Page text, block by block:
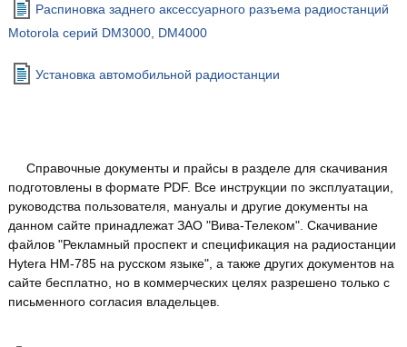
Распиновка заднего аксессуарного разъема радиостанций
Motorola серий DM3000, DM4000
Установка автомобильной радиостанции
Справочные документы и прайсы в разделе для скачивания
подготовлены в формате PDF. Все инструкции по эксплуатации,
руководства пользователя, мануалы и другие документы на
данном сайте принадлежат ЗАО "Вива-Телеком". Скачивание
файлов "Рекламный проспект и спецификация на радиостанции
Hytera HM-785 на русском языке", а также других документов на
сайте бесплатно, но в коммерческих целях разрешено только с
письменного согласия владельцев.